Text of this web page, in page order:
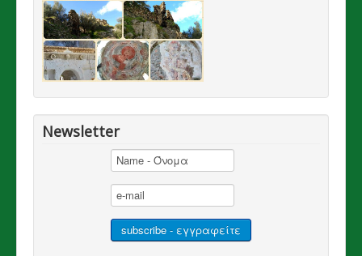
Newsletter